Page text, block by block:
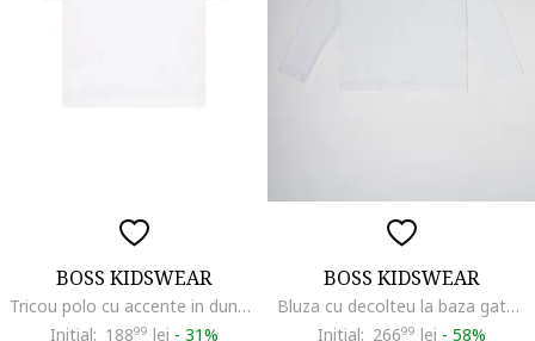
BOSS KIDSWEAR
Tricou polo cu accente in dungi, Alb optic
Initial: 18899 lei - 31%
BOSS KIDSWEAR
Bluza cu decolteu la baza gatului si imprimeu logo contrastant, Alb
Initial: 26699 lei - 58%